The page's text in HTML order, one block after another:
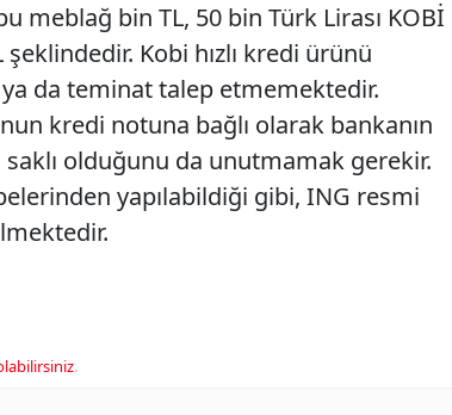
meblağ bin TL, 50 bin Türk Lirası KOBİ
Kobi hızlı kredi ürünü
da teminat talep etmemektedir.
kredi notuna bağlı olarak bankanın
olduğunu da unutmamak gerekir.
yapılabildiği gibi, ING resmi
.